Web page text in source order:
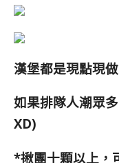
漢堡都是現點現
如果排隊人潮眾
XD)
*揪團十顆以上，